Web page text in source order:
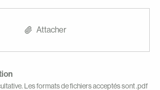
Attacher
Les formats de fichiers acceptés sont .pdf